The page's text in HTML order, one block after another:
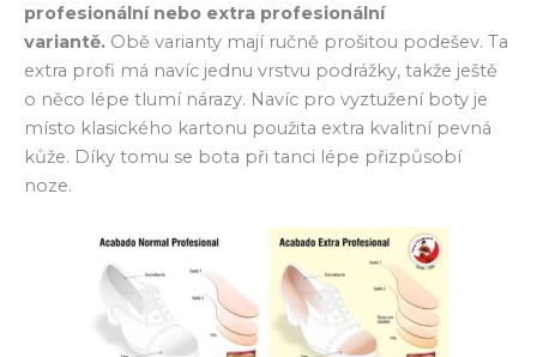
profesionální nebo extra profesionální
variantě. Obě varianty mají ručně prošitou podešev. Ta
extra profi má navíc jednu vrstvu podrážky, takže ještě
o něco lépe tlumí nárazy. Navíc pro vyztužení boty je
místo klasického kartonu použita extra kvalitní pevná
kůže. Díky tomu se bota při tanci lépe přizpůsobí
noze.